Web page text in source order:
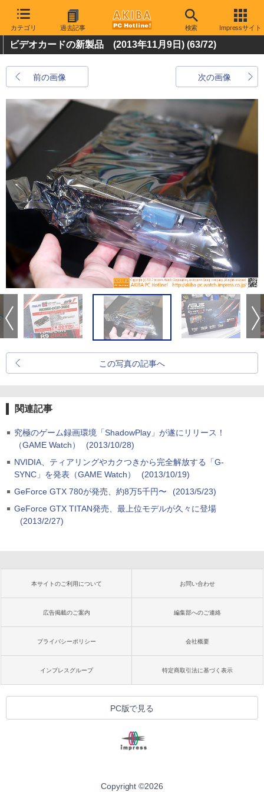
カテゴリ 過去記事 検索 Impressサイト
ビデオカードの新製品 (2013年11月9日) (63/72)
前の画像 次の画像
この写真の記事へ
関連記事
究極のゲーム録画環境「ShadowPlay」が遂にリリース！
（GAME Watch）
(2013/10/28)
NVIDIA、ティアリングやカクつきから完全解放する「G-
SYNC」を発表（GAME Watch）
(2013/10/19)
GeForce GTX 780が発売、約8万5千円〜
(2013/5/23)
GeForce GTX TITAN発売、最上位モデルが久々に登場
(2013/2/27)
本サイトのご利用について お問い合わせ
広告掲載のご案内 編集部へのご連絡
プライバシーポリシー 会社概要
インプレスグループ 特定商取引法に基づく表示
PC版で見る
Copyright ©2026